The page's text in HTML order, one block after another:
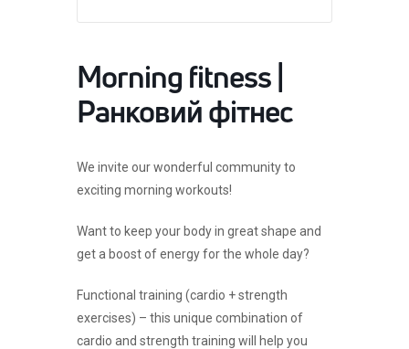
Morning fitness |
Ранковий фітнес
We invite our wonderful community to
exciting morning workouts!
Want to keep your body in great shape and
get a boost of energy for the whole day?
Functional training (cardio + strength
exercises) – this unique combination of
cardio and strength training will help you